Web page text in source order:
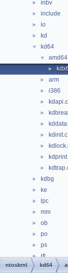
► inbv
► include
► io
► kd
▼ kd64
▼ amd64
►
► arm
► i386
► kdapi.c
►
►
► kdinit.c
►
►
►
► kdbg
► ke
► lpc
► mm
► ob
► po
► ps
► rtl
► se
ntoskrnl kd64